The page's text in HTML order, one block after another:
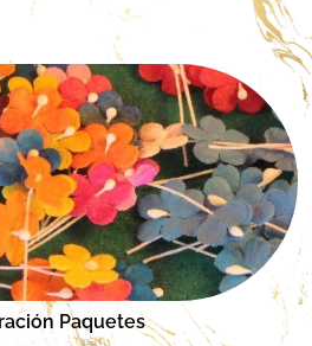
Paquetes